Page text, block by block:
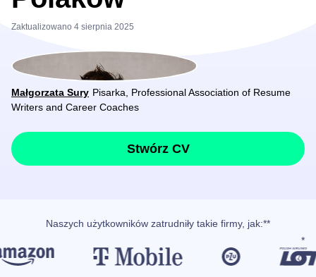
Zaktualizowano 4 sierpnia 2025
Małgorzata Sury Pisarka, Professional Association of Resume
Writers and Career Coaches
Stwórz CV
Naszych użytkowników zatrudniły takie firmy, jak:**